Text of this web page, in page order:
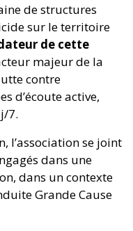
de structures
sur le territoire
de cette
majeur de la
contre
d’écoute active,
7.
l’association se joint
dans une
dans un contexte
Grande Cause